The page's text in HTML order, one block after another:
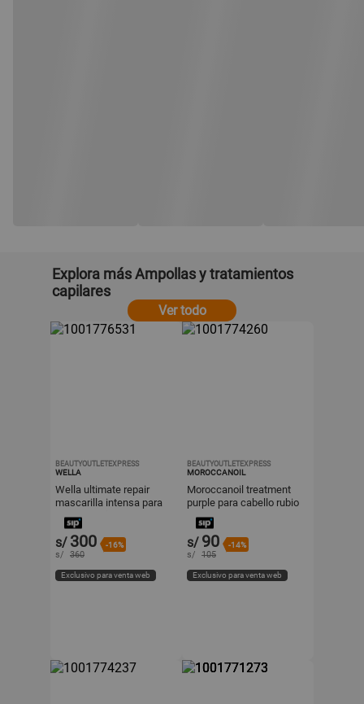
Explora más Ampollas y tratamientos
capilares
Ver todo
BEAUTYOUTLETEXPRESS
WELLA
Wella ultimate repair
mascarilla intensa para
cabello dañado 500ml
s/ 300 -16%
s/ 360
Exclusivo para venta web
BEAUTYOUTLETEXPRESS
MOROCCANOIL
Moroccanoil treatment
purple para cabello rubio
decolorado o canoso
travel 25 ml
s/ 90 -14%
s/ 105
Exclusivo para venta web